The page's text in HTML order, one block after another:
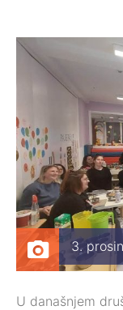
3.
U današnjem